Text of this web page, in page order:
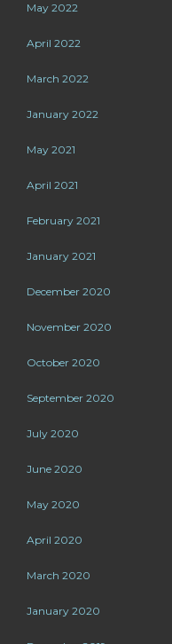
May 2022
April 2022
March 2022
January 2022
May 2021
April 2021
February 2021
January 2021
December 2020
November 2020
October 2020
September 2020
July 2020
June 2020
May 2020
April 2020
March 2020
January 2020